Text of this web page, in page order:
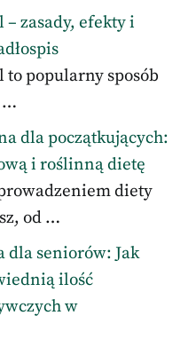
– zasady, efekty i
to popularny sposób
…
dla początkujących:
i roślinną dietę
diety
od …
dla seniorów: Jak
ilość
w